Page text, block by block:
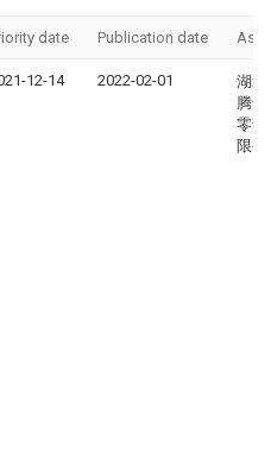
date Publication date
12-14 2022-02-01
湖北
腾达
零部
限公